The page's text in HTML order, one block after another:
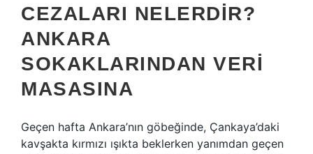
CEZALARI NELERDIR?
ANKARA
SOKAKLARINDAN VERI
MASASINA
Geçen hafta Ankara’nın göbeğinde, Çankaya’daki
kavşakta kırmızı ışıkta beklerken yanımdan geçen